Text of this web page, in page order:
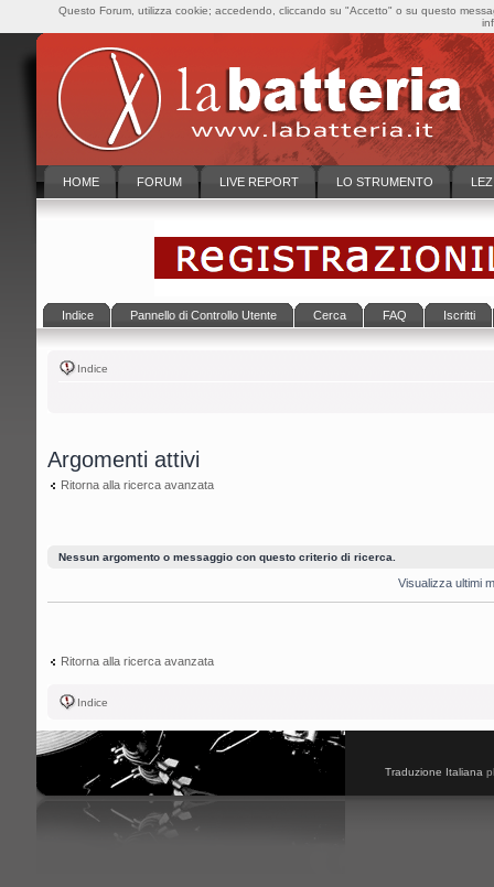
HOME FORUM LIVE REPORT LO STRUMENTO
Indice Pannello di Controllo Utente Cerca FAQ Iscritti
Indice
Argomenti attivi
Ritorna alla ricerca avanzata
Nessun argomento o messaggio con questo criterio di ricerca.
Visualizza ultimi
Ritorna alla ricerca avanzata
Indice
Traduzione Italiana
Questo Forum, utilizza cookie; accedendo, cliccando su "Accetto" o su questo